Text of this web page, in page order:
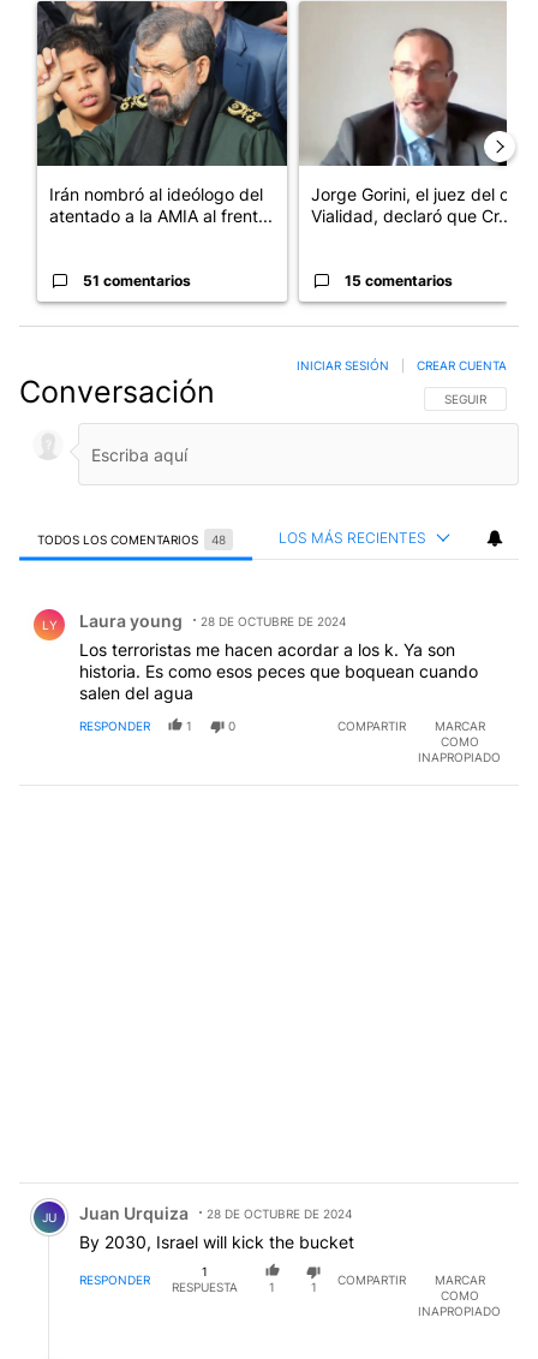
Un artículo de tendencia con el título "Irán nombró al ideólogo
Irán nombró al ideólogo del
atentado a la AMIA al frent...
51 comentarios
Jorge Gorini, el juez del caso
Vialidad, declaró que Cr...
15 comentarios
Conversación SIGA ESTA
SEGUIR
INICIAR SESIÓN CREAR CUENTA
TODOS LOS COMENTARIOS 48 LOS MÁS RECIENTES
LY Laura young 28 DE OCTUBRE DE 2024
Los terroristas me hacen acordar a los k. Ya son
historia. Es como esos peces que boquean cuando
salen del agua
RESPONDER 1 0 COMPARTIR
MARCAR
COMO
INAPROPIADO
Comentario de Juan Urquiza.
JU Juan Urquiza 28 DE OCTUBRE DE 2024
By 2030, Israel will kick the bucket
RESPONDER
1
RESPUESTA
1 1
COMPARTIR
MARCAR
COMO
INAPROPIADO